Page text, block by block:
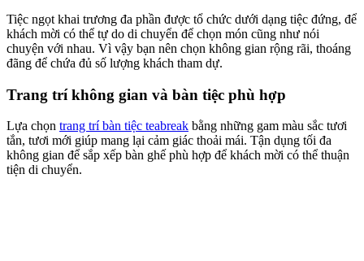
Tiệc ngọt khai trương đa phần được tổ chức dưới dạng tiệc đứng, để
khách mời có thể tự do di chuyển để chọn món cũng như nói
chuyện với nhau. Vì vậy bạn nên chọn không gian rộng rãi, thoáng
đãng để chứa đủ số lượng khách tham dự.
Trang trí không gian và bàn tiệc phù hợp
Lựa chọn trang trí bàn tiệc teabreak bằng những gam màu sắc tươi
tắn, tươi mới giúp mang lại cảm giác thoải mái. Tận dụng tối đa
không gian để sắp xếp bàn ghế phù hợp để khách mời có thể thuận
tiện di chuyển.